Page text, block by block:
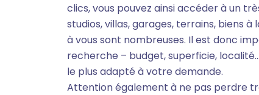
clics, vous pouvez ainsi accéder à un
studios, villas, garages, terrains, biens
à vous sont nombreuses. Il est donc
recherche – budget, superficie,
le plus adapté à votre demande.
Attention également à ne pas perdre